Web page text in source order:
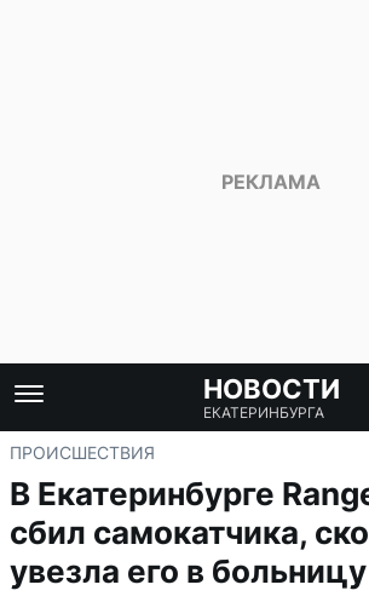
НОВОСТИ
ЕКАТЕРИНБУРГА
ПРОИСШЕСТВИЯ
В Екатеринбурге
сбил самокатчика,
увезла его в больницу